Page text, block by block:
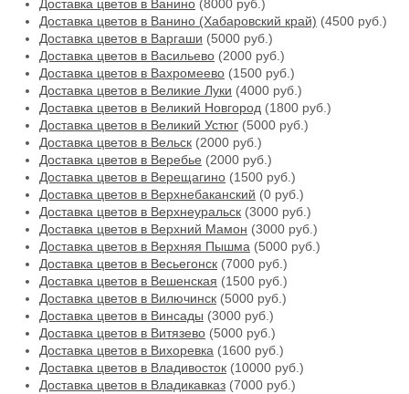
Доставка цветов в Ванино (8000 руб.)
Доставка цветов в Ванино (Хабаровский край) (4500 руб.)
Доставка цветов в Варгаши (5000 руб.)
Доставка цветов в Васильево (2000 руб.)
Доставка цветов в Вахромеево (1500 руб.)
Доставка цветов в Великие Луки (4000 руб.)
Доставка цветов в Великий Новгород (1800 руб.)
Доставка цветов в Великий Устюг (5000 руб.)
Доставка цветов в Вельск (2000 руб.)
Доставка цветов в Веребье (2000 руб.)
Доставка цветов в Верещагино (1500 руб.)
Доставка цветов в Верхнебаканский (0 руб.)
Доставка цветов в Верхнеуральск (3000 руб.)
Доставка цветов в Верхний Мамон (3000 руб.)
Доставка цветов в Верхняя Пышма (5000 руб.)
Доставка цветов в Весьегонск (7000 руб.)
Доставка цветов в Вешенская (1500 руб.)
Доставка цветов в Вилючинск (5000 руб.)
Доставка цветов в Винсады (3000 руб.)
Доставка цветов в Витязево (5000 руб.)
Доставка цветов в Вихоревка (1600 руб.)
Доставка цветов в Владивосток (10000 руб.)
Доставка цветов в Владикавказ (7000 руб.)